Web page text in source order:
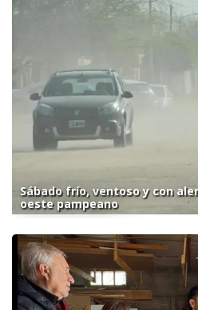
Sábado frío, ventoso y con
oeste pampeano